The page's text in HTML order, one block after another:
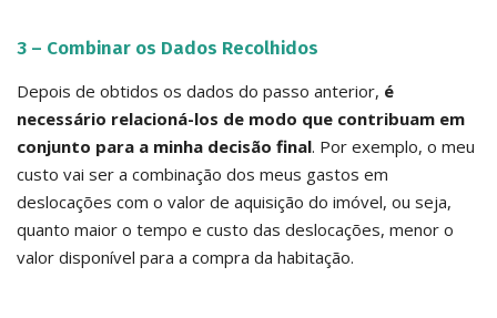
3 – Combinar os Dados Recolhidos
Depois de obtidos os dados do passo anterior, é
necessário relacioná-los de modo que contribuam em
conjunto para a minha decisão final. Por exemplo, o meu
custo vai ser a combinação dos meus gastos em
deslocações com o valor de aquisição do imóvel, ou seja,
quanto maior o tempo e custo das deslocações, menor o
valor disponível para a compra da habitação.